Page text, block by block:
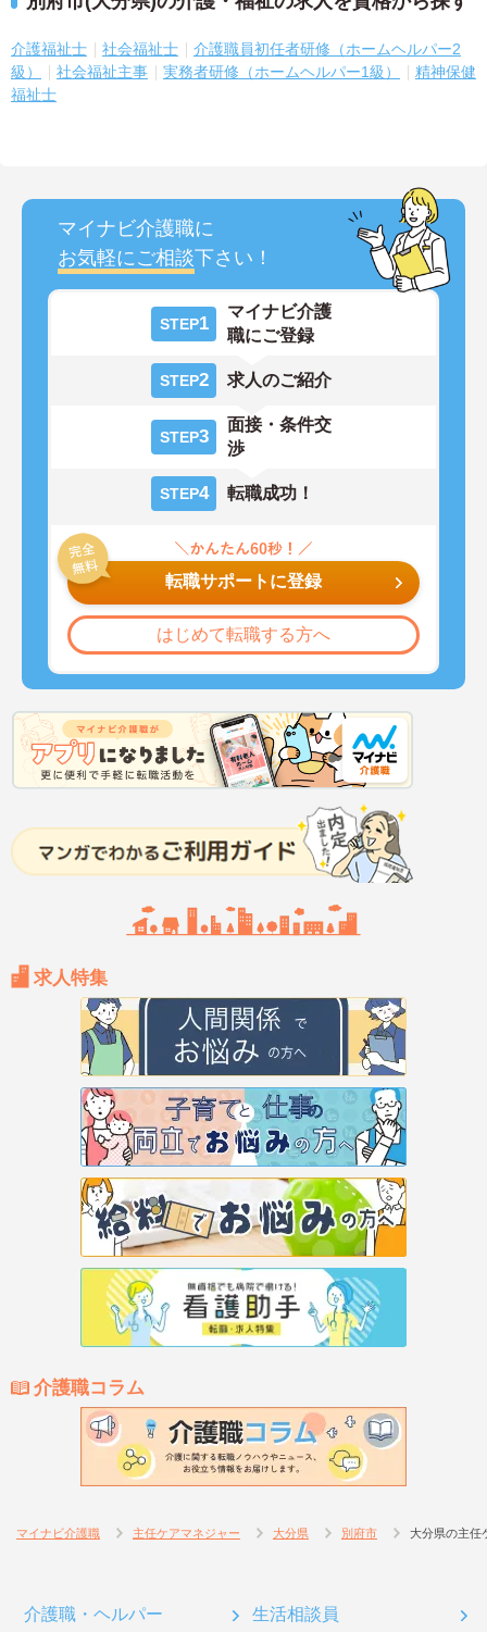
介護福祉士 社会福祉士
介護職員初任者研修（ホームヘルパー2
級）
社会福祉主事 実務者研修（ホームヘルパー1級）
精神保健
福祉士
マイナビ介護職に
お気軽にご相談下さい！
STEP1
マイナビ介護
職にご登録
STEP2 求人のご紹介
STEP3
面接・条件交
渉
STEP4 転職成功！
転職サポートに登録
はじめて転職する方へ
求人特集
介護職コラム
マイナビ介護職 主任ケアマネジャー 大分県 別府市 大分県の主任
介護職・ヘルパー 生活相談員